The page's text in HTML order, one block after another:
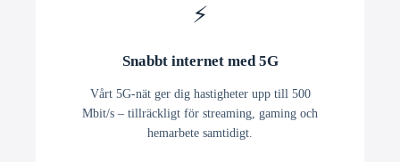
⚡
Snabbt internet med 5G
Vårt 5G-nät ger dig hastigheter upp till 500
Mbit/s – tillräckligt för streaming, gaming och
hemarbete samtidigt.